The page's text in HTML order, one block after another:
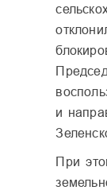
и
При